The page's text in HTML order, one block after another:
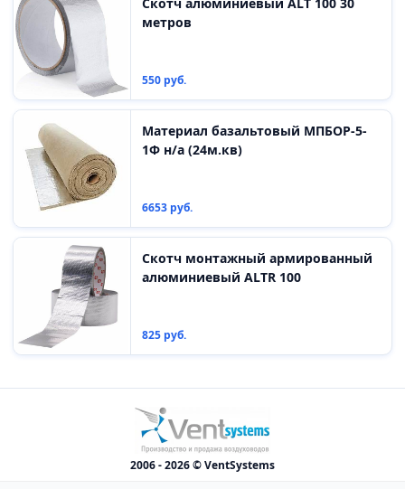
метров
550 руб.
Материал базальтовый МПБОР-5-
1Ф н/а (24м.кв)
6653 руб.
Скотч монтажный армированный
алюминиевый ALTR 100
825 руб.
2006 - 2026 © VentSystems